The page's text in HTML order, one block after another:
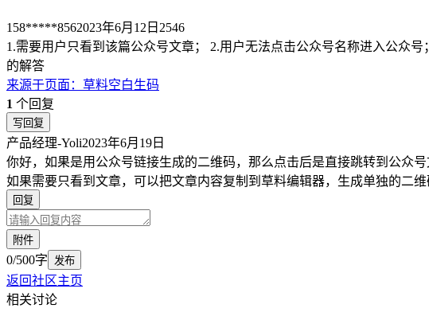
158*****8562023年6月12日 2546
1.需要用户只看到该篇公众号文章； 2.用户无法点击公众号名称进入公众
的解答
来源于页面 ： 草料空白生码
1 个回复
写回复
产品经理-Yoli2023年6月19日
你好，如果是用公众号链接生成的二维码，那么点击后是直接跳转到公众
如果需要只看到文章，可以把文章内容复制到草料编辑器，生成单独的二
回复
附件
0/500字 发布
返回社区主页
相关讨论